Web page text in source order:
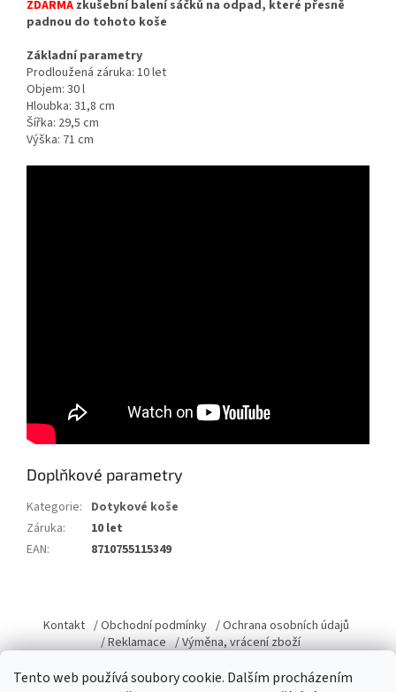
Tento web používá soubory cookie. Dalším procházením
ZDARMA zkušební balení sáčků na odpad, které přesně
padnou do tohoto koše
Základní parametry
Prodloužená záruka: 10 let
Objem: 30 l
Hloubka: 31,8 cm
Šířka: 29,5 cm
Výška: 71 cm
Doplňkové parametry
Kategorie: Dotykové koše
Záruka:
10 let
EAN: 8710755115349
p
a
Kontakt / Obchodní podmínky / Ochrana osobních údajů
/ Reklamace / Výměna, vrácení zboží